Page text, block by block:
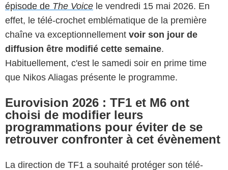
épisode de The Voice le vendredi 15 mai 2026. En
effet, le télé-crochet emblématique de la première
chaîne va exceptionnellement voir son jour de
diffusion être modifié cette semaine.
Habituellement, c'est le samedi soir en prime time
que Nikos Aliagas présente le programme.
Eurovision 2026 : TF1 et M6 ont
choisi de modifier leurs
programmations pour éviter de se
retrouver confronter à cet évènement
La direction de TF1 a souhaité protéger son télé-